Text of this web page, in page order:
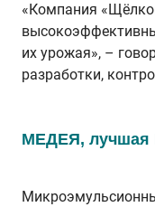
«Компания
их урожая», –
разработки,
МЕДЕЯ,